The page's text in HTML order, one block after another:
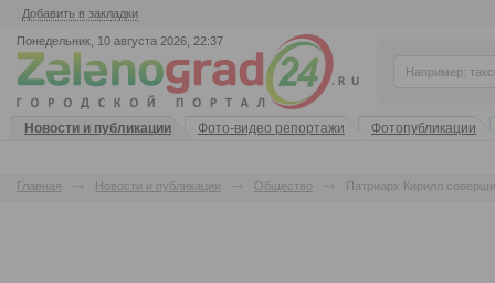
Добавить в закладки
Понедельник, 10 августа 2026, 22:37
Новости и публикации Фото-видео репортажи Фотопубликации
Главная Новости и публикации Общество Патриарх Кирилл